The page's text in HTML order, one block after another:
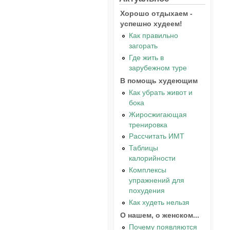
Хорошо отдыхаем -
успешно худеем!
Как правильно
загорать
Где жить в
зарубежном туре
В помощь худеющим
Как убрать живот и
бока
Жиросжигающая
тренировка
Рассчитать ИМТ
Таблицы
калорийности
Комплексы
упражнений для
похудения
Как худеть нельзя
О нашем, о женском...
Почему появляются